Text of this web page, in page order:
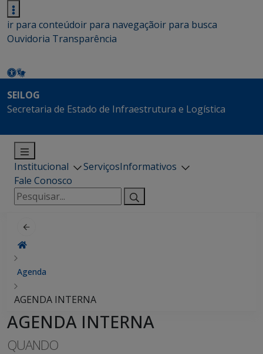
ir para conteúdoir para navegaçãoir para busca
Ouvidoria Transparência
SEILOG
Secretaria de Estado de Infraestrutura e Logística
Institucional ServiçosInformativos
Fale Conosco
Pesquisar
por:
Agenda
AGENDA INTERNA
AGENDA INTERNA
QUANDO